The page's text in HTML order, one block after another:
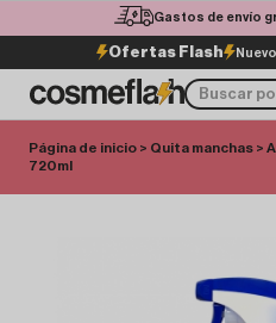
Gastos de envío
Ofertas Flash
Página de inicio > Quita manchas >
720ml